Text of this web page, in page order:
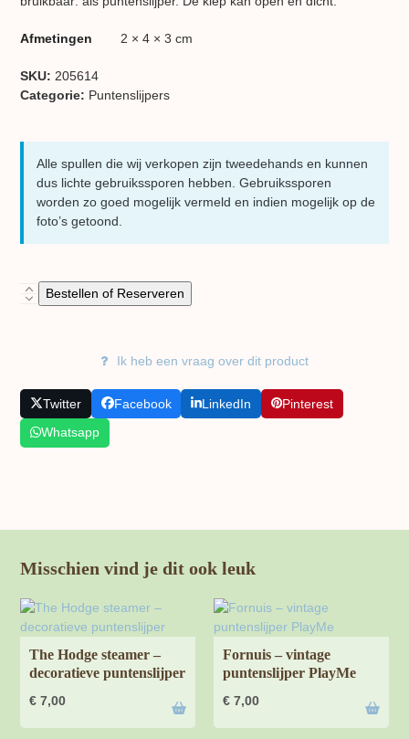
Afmetingen 2 × 4 × 3 cm
SKU: 205614
Categorie: Puntenslijpers
Alle spullen die wij verkopen zijn tweedehands en kunnen
dus lichte gebruikssporen hebben. Gebruikssporen
worden zo goed mogelijk vermeld en indien mogelijk op de
foto’s getoond.
Schatkist
Bestellen of Reserveren
Ik heb een vraag over dit product
Twitter Facebook LinkedIn
Pinterest
Whatsapp
Misschien vind je dit ook leuk
The Hodge steamer –
decoratieve puntenslijper
€ 7,00
Fornuis – vintage
puntenslijper PlayMe
€ 7,00